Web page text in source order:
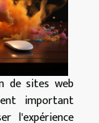
de sites web
important
l'expérience